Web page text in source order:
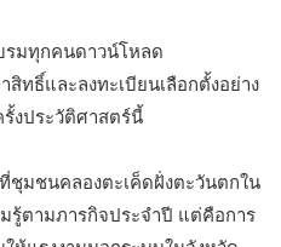
รมทุกคนดาวน์โหลด
สิทธิ์และลงทะเบียนเลือกตั้งอย่าง
งประวัติศาสตร์นี้
ชุมชนคลองตะเค็ดฝั่งตะวันตกใน
รู้ตามภารกิจประจำปี แต่คือการ